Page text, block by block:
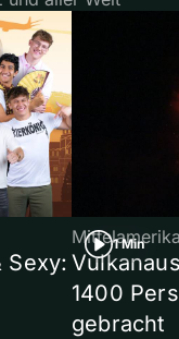
Sexy:
1 Min
1400
gebracht